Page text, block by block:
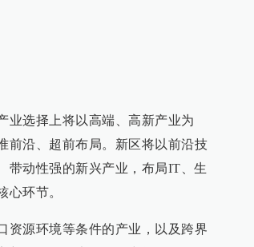
业选择上将以高端、高新产业为
前沿、超前布局。新区将以前沿技
带动性强的新兴产业，布局IT、生
心环节。
资源环境等条件的产业，以及跨界